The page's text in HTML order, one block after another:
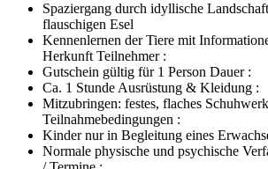
Spaziergang durch idyllische
flauschigen Esel
Kennenlernen der Tiere mit
Herkunft Teilnehmer :
Gutschein gültig für 1 Person Dauer :
Ca. 1 Stunde Ausrüstung & Kleidung :
Mitzubringen: festes, flaches Schuhwerk
Teilnahmebedingungen :
Kinder nur in Begleitung eines
Normale physische und psychische